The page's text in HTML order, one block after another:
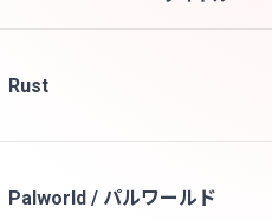
Rust
Palworld / パルワールド